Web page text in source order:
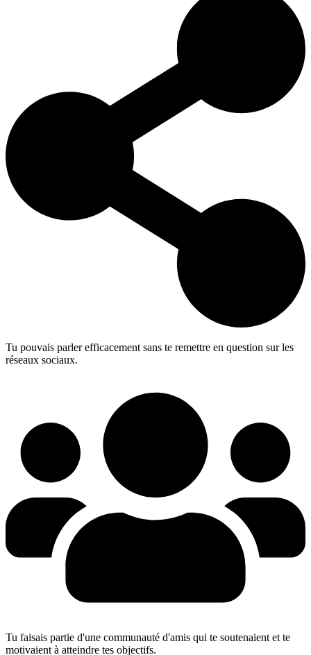
Tu pouvais parler efficacement sans te remettre en question sur les
réseaux sociaux.
Tu faisais partie d'une communauté d'amis qui te soutenaient et te
motivaient à atteindre tes objectifs.